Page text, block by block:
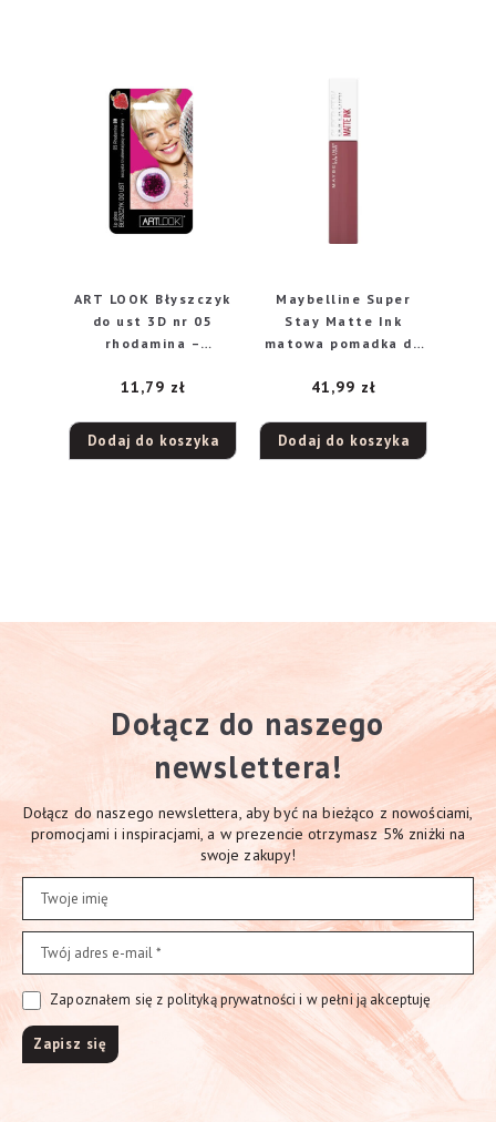
ART LOOK Błyszczyk
do ust 3D nr 05
rhodamina –
11,79 zł
Dodaj do koszyka
Maybelline Super
Stay Matte Ink
matowa pomadka do
Ringleader, 5 ml
41,99 zł
Dodaj do koszyka
Dołącz do naszego
newslettera!
Dołącz do naszego newslettera, aby być na bieżąco z nowościami,
promocjami i inspiracjami, a w prezencie otrzymasz 5% zniżki na
swoje zakupy!
Zapoznałem się z polityką prywatności i w pełni ją akceptuję